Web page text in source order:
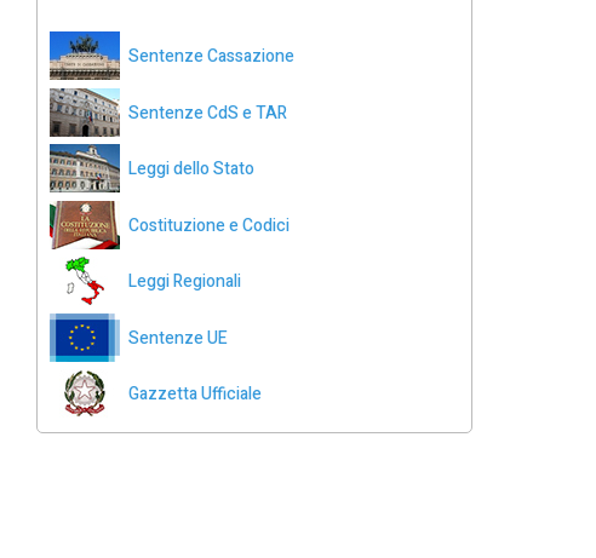
Sentenze Cassazione
Sentenze CdS e TAR
Leggi dello Stato
Costituzione e Codici
Leggi Regionali
Sentenze UE
Gazzetta Ufficiale